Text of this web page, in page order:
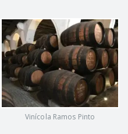
Vinícola Ramos Pinto